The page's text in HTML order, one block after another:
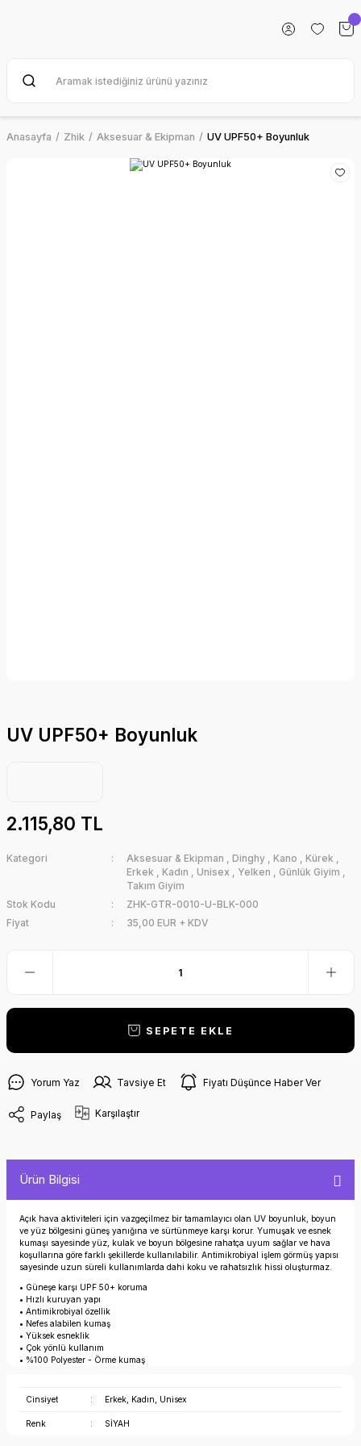
Anasayfa Zhik Aksesuar & Ekipman UV UPF50+ Boyunluk
UV UPF50+ Boyunluk
2.115,80 TL
Kategori Aksesuar & Ekipman , Dinghy , Kano , Kürek ,
Erkek , Kadın , Unisex , Yelken , Günlük Giyim ,
Takım Giyim
Stok Kodu
ZHK-GTR-0010-U-BLK-000
Fiyat
35,00 EUR + KDV
SEPETE EKLE
Yorum Yaz Tavsiye Et Fiyatı Düşünce Haber Ver
Paylaş Karşılaştır
Ürün Bilgisi
Açık hava aktiviteleri için vazgeçilmez bir tamamlayıcı olan UV boyunluk, boyun
ve yüz bölgesini güneş yanığına ve sürtünmeye karşı korur. Yumuşak ve esnek
kumaşı sayesinde yüz, kulak ve boyun bölgesine rahatça uyum sağlar ve hava
koşullarına göre farklı şekillerde kullanılabilir. Antimikrobiyal işlem görmüş yapısı
sayesinde uzun süreli kullanımlarda dahi koku ve rahatsızlık hissi oluşturmaz.
• Güneşe karşı UPF 50+ koruma
• Hızlı kuruyan yapı
• Antimikrobiyal özellik
• Nefes alabilen kumaş
• Yüksek esneklik
• Çok yönlü kullanım
• %100 Polyester - Örme kumaş
Cinsiyet : Erkek, Kadın, Unisex
Renk : SİYAH